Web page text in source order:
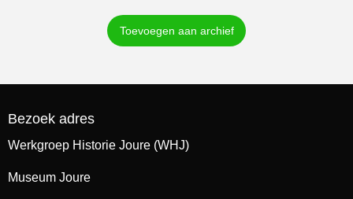
Toevoegen aan archief
Bezoek adres
Werkgroep Historie Joure (WHJ)
Museum Joure